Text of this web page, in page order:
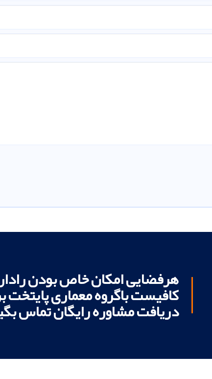
هرفضایی امکان خاص بودن
کافیست باگروه معماری پایتخت
دریافت مشاوره رایگان تماس